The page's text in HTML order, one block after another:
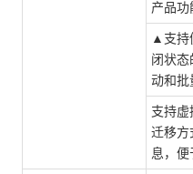
产品功
▲ 支持
闭状态
动和批
支持虚
迁移方
息，便